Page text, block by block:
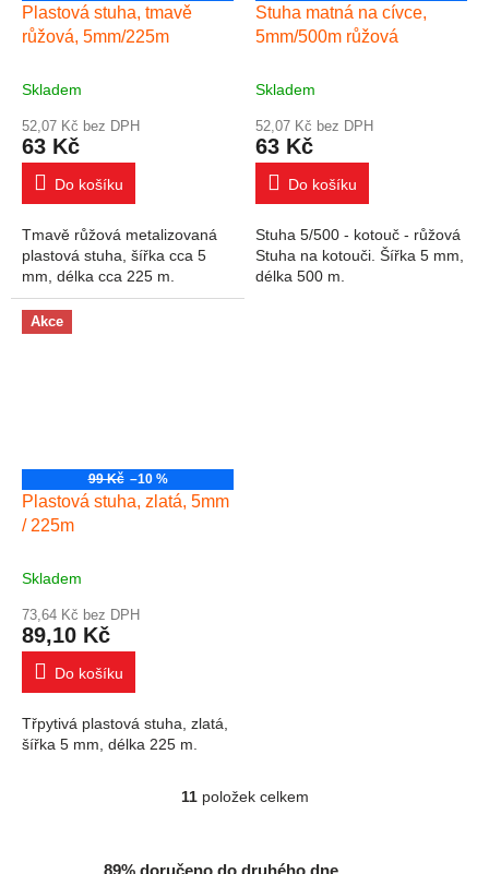
Plastová stuha, tmavě
růžová, 5mm/225m
Skladem
52,07 Kč bez DPH
63 Kč
Do košíku
Tmavě růžová metalizovaná
plastová stuha, šířka cca 5
mm, délka cca 225 m.
Stuha matná na cívce,
5mm/500m růžová
Skladem
52,07 Kč bez DPH
63 Kč
Do košíku
Stuha 5/500 - kotouč - růžová
Stuha na kotouči. Šířka 5 mm,
délka 500 m.
Akce
99 Kč –10 %
Plastová stuha, zlatá, 5mm
/ 225m
Skladem
73,64 Kč bez DPH
89,10 Kč
Do košíku
Třpytivá plastová stuha, zlatá,
šířka 5 mm, délka 225 m.
Ovládací prvky výpisu
11položek celkem
89% doručeno do druhého dne